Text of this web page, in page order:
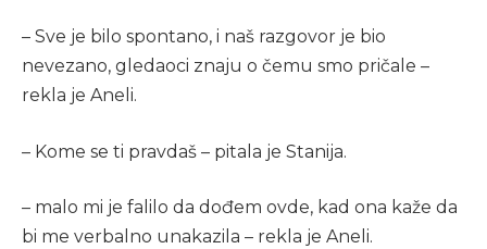
– Sve je bilo spontano, i naš razgovor je bio
nevezano, gledaoci znaju o čemu smo pričale –
rekla je Aneli.
– Kome se ti pravdaš – pitala je Stanija.
– malo mi je falilo da dođem ovde, kad ona kaže da
bi me verbalno unakazila – rekla je Aneli.